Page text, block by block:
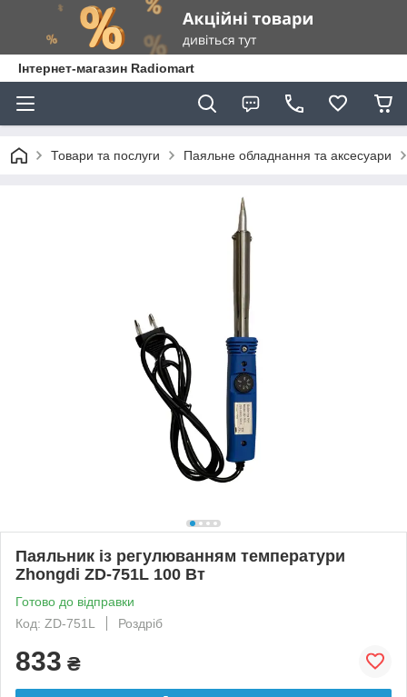
Інтернет-магазин Radiomart
Товари та послуги Паяльне обладнання та аксесуари
Паяльник із регулюванням температури
Zhongdi ZD-751L 100 Вт
Готово до відправки
Код: ZD-751L
Роздріб
833 ₴